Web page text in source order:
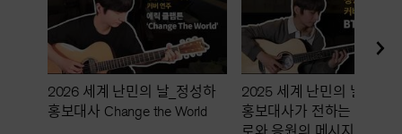
2026 세계 난민의 날_정성하
홍보대사 Change the World
2025 세계 난민의 날, 정성
홍보대사가 전하는 특별한